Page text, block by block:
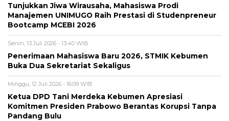
Tunjukkan Jiwa Wirausaha, Mahasiswa Prodi
Manajemen UNIMUGO Raih Prestasi di Studenpreneur
Bootcamp MCEBI 2026
Senin, 13 Juli 2026 - 13:40 WIB
Penerimaan Mahasiswa Baru 2026, STMIK Kebumen
Buka Dua Sekretariat Sekaligus
Minggu, 12 Juli 2026 - 16:09 WIB
Ketua DPD Tani Merdeka Kebumen Apresiasi
Komitmen Presiden Prabowo Berantas Korupsi Tanpa
Pandang Bulu